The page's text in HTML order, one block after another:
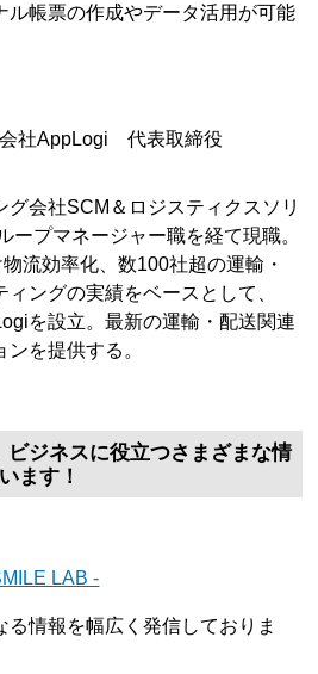
ル帳票の作成やデータ活用が可能
社AppLogi 代表取締役
グ会社SCM＆ロジスティクスソリ
ープマネージャー職を経て現職。
流効率化、数100社超の運輸・
ングの実績をベースとして、
を設立。最新の運輸・配送関連
を提供する。
ジネスに役立つさまざまな情
ます！
LAB -
情報を幅広く発信しておりま